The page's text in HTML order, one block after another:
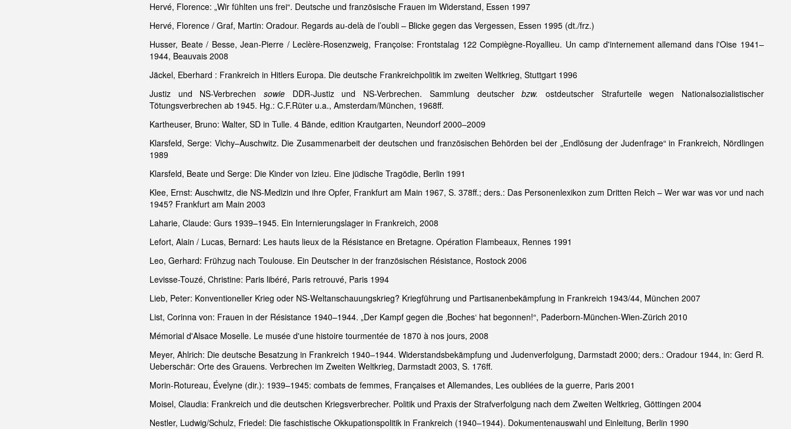
Hervé, Florence: „Wir fühlten uns frei“. Deutsche und französische Frauen im Widerstand, Essen 1997
Hervé, Florence / Graf, Martin: Oradour. Regards au-delà de l’oubli – Blicke gegen das Vergessen, Essen 1995 (dt./frz.)
Husser, Beate / Besse, Jean-Pierre / Leclère-Rosenzweig, Françoise: Frontstalag 122 Compiègne-Royallieu. Un camp d'internement allemand dans l'Oise 1941–
1944, Beauvais 2008
Jäckel, Eberhard : Frankreich in Hitlers Europa. Die deutsche Frankreichpolitik im zweiten Weltkrieg, Stuttgart 1996
Justiz und NS-Verbrechensowie DDR-Justiz und NS-Verbrechen. Sammlung deutscherbzw. ostdeutscher Strafurteile wegen Nationalsozialistischer
Tötungsverbrechen ab 1945. Hg.: C.F.Rüter u.a., Amsterdam/München, 1968ff.
Kartheuser, Bruno: Walter, SD in Tulle. 4 Bände, edition Krautgarten, Neundorf 2000–2009
Klarsfeld, Serge: Vichy–Auschwitz. Die Zusammenarbeit der deutschen und französischen Behörden bei der „Endlösung der Judenfrage“ in Frankreich, Nördlingen
1989
Klarsfeld, Beate und Serge: Die Kinder von Izieu. Eine jüdische Tragödie, Berlin 1991
Klee, Ernst: Auschwitz, die NS-Medizin und ihre Opfer, Frankfurt am Main 1967, S. 378ff.; ders.: Das Personenlexikon zum Dritten Reich – Wer war was vor und nach
1945? Frankfurt am Main 2003
Laharie, Claude: Gurs 1939–1945. Ein Internierungslager in Frankreich, 2008
Lefort, Alain / Lucas, Bernard: Les hauts lieux de la Résistance en Bretagne. Opération Flambeaux, Rennes 1991
Leo, Gerhard: Frühzug nach Toulouse. Ein Deutscher in der französischen Résistance, Rostock 2006
Levisse-Touzé, Christine: Paris libéré, Paris retrouvé, Paris 1994
Lieb, Peter: Konventioneller Krieg oder NS-Weltanschauungskrieg? Kriegführung und Partisanenbekämpfung in Frankreich 1943/44, München 2007
List, Corinna von: Frauen in der Résistance 1940–1944. „Der Kampf gegen die ‚Boches‘ hat begonnen!“, Paderborn-München-Wien-Zürich 2010
Mémorial d'Alsace Moselle. Le musée d'une histoire tourmentée de 1870 à nos jours, 2008
Meyer, Ahlrich: Die deutsche Besatzung in Frankreich 1940–1944. Widerstandsbekämpfung und Judenverfolgung, Darmstadt 2000; ders.: Oradour 1944, in: Gerd R.
Ueberschär: Orte des Grauens. Verbrechen im Zweiten Weltkrieg, Darmstadt 2003, S. 176ff.
Morin-Rotureau, Évelyne (dir.): 1939–1945: combats de femmes, Françaises et Allemandes, Les oubliées de la guerre, Paris 2001
Moisel, Claudia: Frankreich und die deutschen Kriegsverbrecher. Politik und Praxis der Strafverfolgung nach dem Zweiten Weltkrieg, Göttingen 2004
Nestler, Ludwig/Schulz, Friedel: Die faschistische Okkupationspolitik in Frankreich (1940–1944). Dokumentenauswahl und Einleitung, Berlin 1990